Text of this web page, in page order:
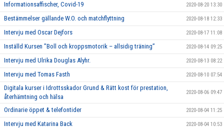
Informationsaffischer, Covid-19 2020-08-20 13:30
Bestämmelser gällande W.O. och matchflyttning 2020-08-18 12:33
Intervju med Oscar Dejfors 2020-08-17 11:08
Inställd Kursen ”Boll och kroppsmotorik – allsidig träning” 2020-08-14 09:25
Intervju med Ulrika Douglas Alyhr. 2020-08-13 08:22
Intervju med Tomas Fasth 2020-08-10 07:54
Digitala kurser i Idrottsskador Grund & Rätt kost för prestation,
återhämtning och hälsa
2020-08-06 09:47
Ordinarie öppet & telefontider 2020-08-04 11:25
Intervju med Katarina Back 2020-08-04 10:53